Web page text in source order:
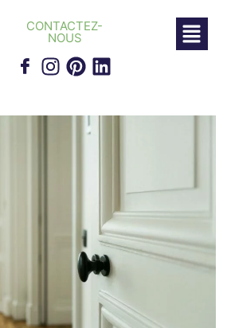
CONTACTEZ-
NOUS